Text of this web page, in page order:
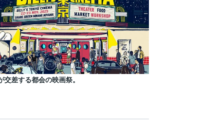
交差する都会の映画祭。